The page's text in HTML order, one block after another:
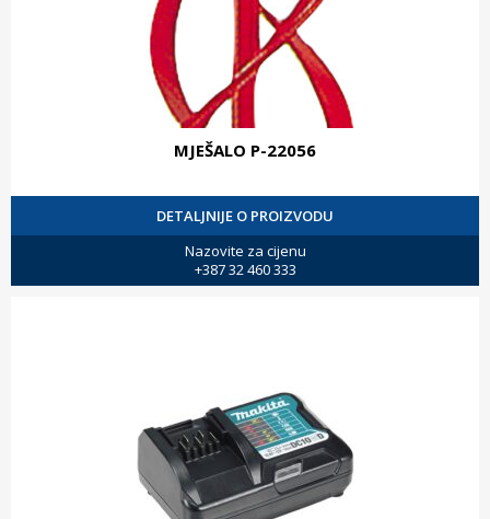
MJEŠALO P-22056
DETALJNIJE O PROIZVODU
Nazovite za cijenu
+387 32 460 333